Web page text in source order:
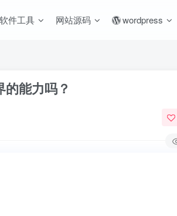
软件工具 网站源码 wordpress
能力吗？